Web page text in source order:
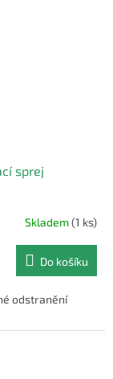
sprej
Skladem(1 ks)
Do košíku
odstranění